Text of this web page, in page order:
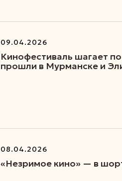
09.04.2026
Кинофестиваль шагает
прошли в Мурманске и
08.04.2026
«Незримое кино» — в